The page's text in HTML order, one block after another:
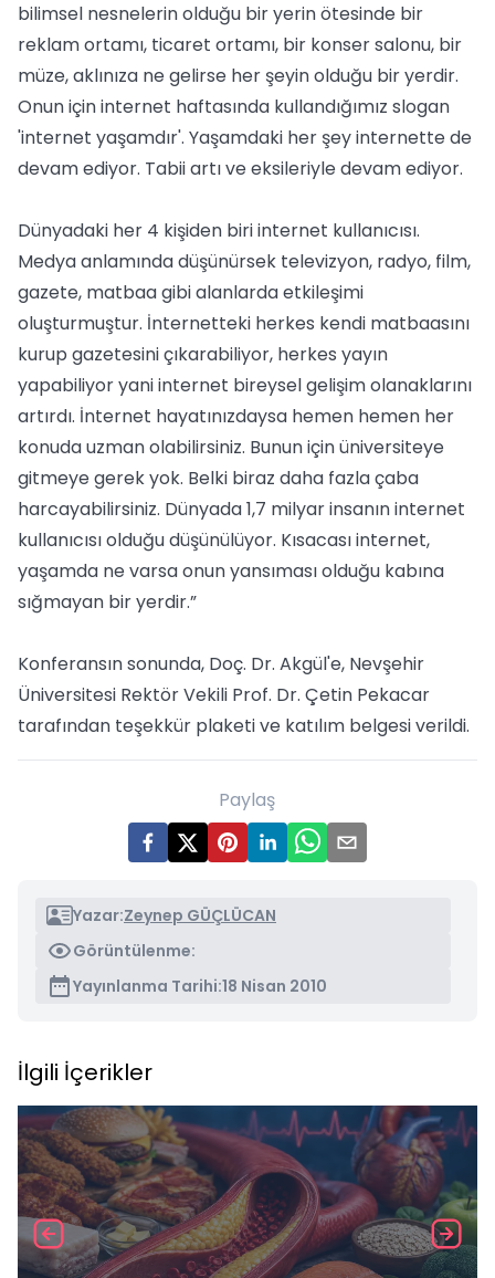
bilimsel nesnelerin olduğu bir yerin ötesinde bir
reklam ortamı, ticaret ortamı, bir konser salonu, bir
müze, aklınıza ne gelirse her şeyin olduğu bir yerdir.
Onun için internet haftasında kullandığımız slogan
'internet yaşamdır'. Yaşamdaki her şey internette de
devam ediyor. Tabii artı ve eksileriyle devam ediyor.
Dünyadaki her 4 kişiden biri internet kullanıcısı.
Medya anlamında düşünürsek televizyon, radyo, film,
gazete, matbaa gibi alanlarda etkileşimi
oluşturmuştur. İnternetteki herkes kendi matbaasını
kurup gazetesini çıkarabiliyor, herkes yayın
yapabiliyor yani internet bireysel gelişim olanaklarını
artırdı. İnternet hayatınızdaysa hemen hemen her
konuda uzman olabilirsiniz. Bunun için üniversiteye
gitmeye gerek yok. Belki biraz daha fazla çaba
harcayabilirsiniz. Dünyada 1,7 milyar insanın internet
kullanıcısı olduğu düşünülüyor. Kısacası internet,
yaşamda ne varsa onun yansıması olduğu kabına
sığmayan bir yerdir.”
Konferansın sonunda, Doç. Dr. Akgül'e, Nevşehir
Üniversitesi Rektör Vekili Prof. Dr. Çetin Pekacar
tarafından teşekkür plaketi ve katılım belgesi verildi.
Paylaş
Yazar:Zeynep GÜÇLÜCAN
Görüntülenme:
Yayınlanma Tarihi:18 Nisan 2010
İlgili İçerikler